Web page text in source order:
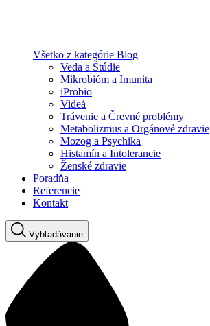
Všetko z kategórie Blog
Veda a Štúdie
Mikrobióm a Imunita
iProbio
Videá
Trávenie a Črevné problémy
Metabolizmus a Orgánové zdravie
Mozog a Psychika
Histamín a Intolerancie
Ženské zdravie
Poradňa
Referencie
Kontakt
Vyhľadávanie